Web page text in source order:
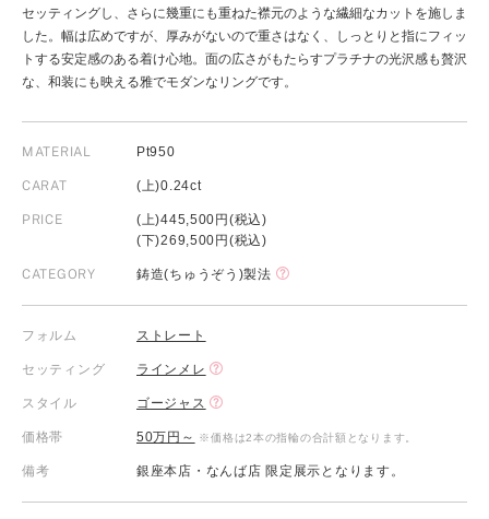
セッティングし、さらに幾重にも重ねた襟元のような繊細なカットを施しま
した。幅は広めですが、厚みがないので重さはなく、しっとりと指にフィッ
トする安定感のある着け心地。面の広さがもたらすプラチナの光沢感も贅沢
な、和装にも映える雅でモダンなリングです。
MATERIAL Pt950
CARAT (上)0.24ct
PRICE
(上)445,500円(税込)
(下)269,500円(税込)
CATEGORY 鋳造(ちゅうぞう)製法
フォルム ストレート
セッティング ラインメレ
スタイル ゴージャス
価格帯 50万円～ ※価格は2本の指輪の合計額となります。
備考 銀座本店・なんば店 限定展示となります。